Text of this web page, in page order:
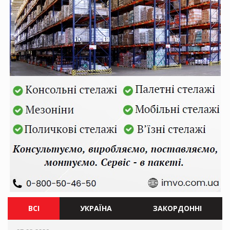
ВСІ УКРАЇНА ЗАКОРДОННІ